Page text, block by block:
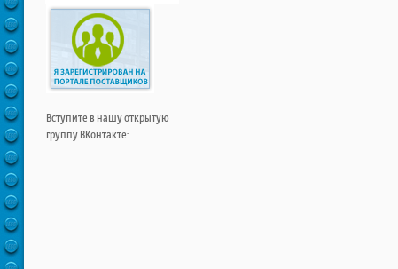
Вступите в нашу открытую
группу ВКонтакте: